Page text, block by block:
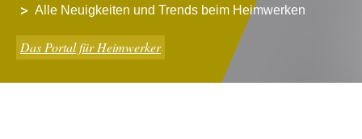
Alle Neuigkeiten und Trends beim Heimwerken
Das Portal für Heimwerker